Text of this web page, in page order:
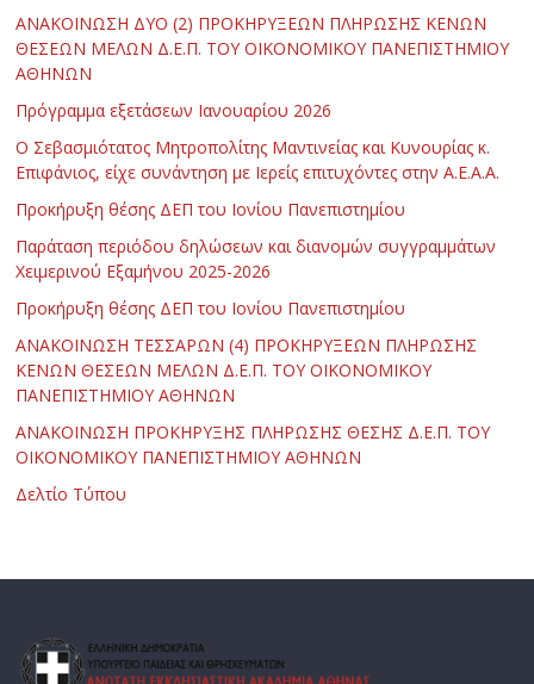
ΑΝΑΚΟΙΝΩΣΗ ΔΥΟ (2) ΠΡΟΚΗΡΥΞΕΩΝ ΠΛΗΡΩΣΗΣ ΚΕΝΩΝ
ΘΕΣΕΩΝ ΜΕΛΩΝ Δ.Ε.Π. ΤΟΥ ΟΙΚΟΝΟΜΙΚΟΥ ΠΑΝΕΠΙΣΤΗΜΙΟΥ
ΑΘΗΝΩΝ
Πρόγραμμα εξετάσεων Ιανουαρίου 2026
Ο Σεβασμιότατος Μητροπολίτης Μαντινείας και Κυνουρίας κ.
Επιφάνιος, είχε συνάντηση με Ιερείς επιτυχόντες στην Α.Ε.Α.Α.
Προκήρυξη θέσης ΔΕΠ του Ιονίου Πανεπιστημίου
Παράταση περιόδου δηλώσεων και διανομών συγγραμμάτων
Χειμερινού Εξαμήνου 2025-2026
Προκήρυξη θέσης ΔΕΠ του Ιονίου Πανεπιστημίου
ΑΝΑΚΟΙΝΩΣΗ ΤΕΣΣΑΡΩΝ (4) ΠΡΟΚΗΡΥΞΕΩΝ ΠΛΗΡΩΣΗΣ
ΚΕΝΩΝ ΘΕΣΕΩΝ ΜΕΛΩΝ Δ.Ε.Π. ΤΟΥ ΟΙΚΟΝΟΜΙΚΟΥ
ΠΑΝΕΠΙΣΤΗΜΙΟΥ ΑΘΗΝΩΝ
ΑΝΑΚΟΙΝΩΣΗ ΠΡΟΚΗΡΥΞΗΣ ΠΛΗΡΩΣΗΣ ΘΕΣΗΣ Δ.Ε.Π. ΤΟΥ
ΟΙΚΟΝΟΜΙΚΟΥ ΠΑΝΕΠΙΣΤΗΜΙΟΥ ΑΘΗΝΩΝ
Δελτίο Τύπου